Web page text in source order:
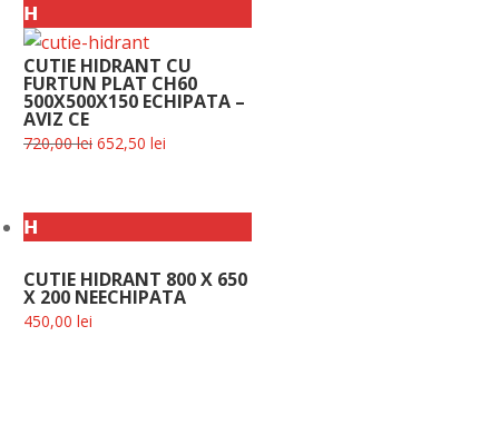
𝗛
CUTIE HIDRANT CU
FURTUN PLAT CH60
500X500X150 ECHIPATA –
AVIZ CE
720,00lei Prețul
652,50 lei
𝗛
CUTIE HIDRANT 800 X 650
X 200 NEECHIPATA
450,00 lei